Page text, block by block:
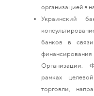
организацией в
Украинский
банков в
Организации.
рамках
торговли,